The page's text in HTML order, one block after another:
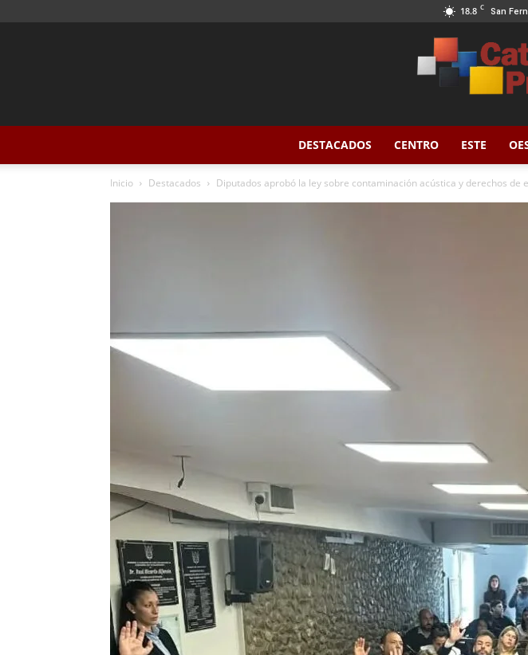
18.8 C San
DESTACADOS CENTRO ESTE
Inicio Destacados Diputados aprobó la ley sobre contaminación acústica y derechos de